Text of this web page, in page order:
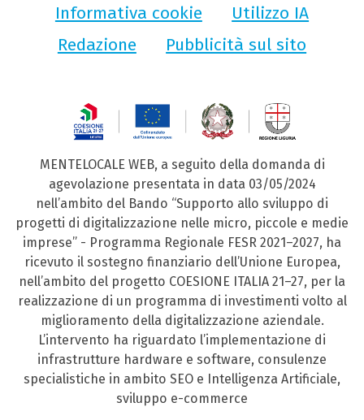
Informativa cookie
Utilizzo IA
Redazione
Pubblicità sul sito
MENTELOCALE WEB, a seguito della domanda di
agevolazione presentata in data 03/05/2024
nell’ambito del Bando “Supporto allo sviluppo di
progetti di digitalizzazione nelle micro, piccole e medie
imprese” - Programma Regionale FESR 2021–2027, ha
ricevuto il sostegno finanziario dell’Unione Europea,
nell’ambito del progetto COESIONE ITALIA 21–27, per la
realizzazione di un programma di investimenti volto al
miglioramento della digitalizzazione aziendale.
L’intervento ha riguardato l’implementazione di
infrastrutture hardware e software, consulenze
specialistiche in ambito SEO e Intelligenza Artificiale,
sviluppo e-commerce